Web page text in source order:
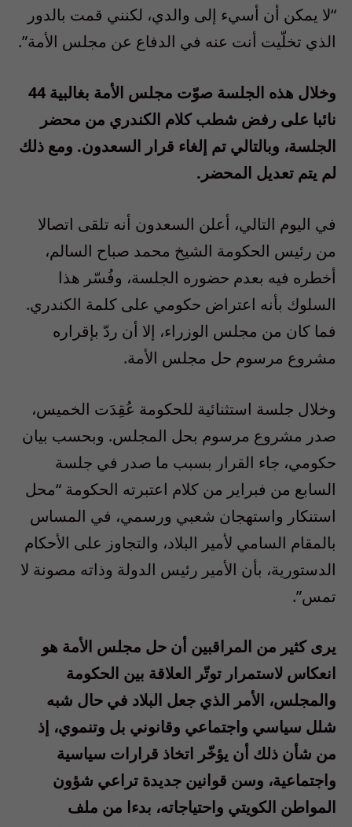
“لا يمكن أن أسيء إلى والدي، لكنني قمت بالدور
الذي تخلّيت أنت عنه في الدفاع عن مجلس الأمة”.
وخلال هذه الجلسة صوّت مجلس الأمة بغالبية 44
نائبا على رفض شطب كلام الكندري من محضر
الجلسة، وبالتالي تم إلغاء قرار السعدون. ومع ذلك
لم يتم تعديل المحضر.
في اليوم التالي، أعلن السعدون أنه تلقى اتصالا
من رئيس الحكومة الشيخ محمد صباح السالم،
أخطره فيه بعدم حضوره الجلسة، وفُسّر هذا
السلوك بأنه اعتراض حكومي على كلمة الكندري.
فما كان من مجلس الوزراء، إلا أن ردّ بإقراره
مشروع مرسوم حل مجلس الأمة.
وخلال جلسة استثنائية للحكومة عُقِدَت الخميس،
صدر مشروع مرسوم بحل المجلس. وبحسب بيان
حكومي، جاء القرار بسبب ما صدر في جلسة
السابع من فبراير من كلام اعتبرته الحكومة “محل
استنكار واستهجان شعبي ورسمي، في المساس
بالمقام السامي لأمير البلاد، والتجاوز على الأحكام
الدستورية، بأن الأمير رئيس الدولة وذاته مصونة لا
تمس”.
يرى كثير من المراقبين أن حل مجلس الأمة هو
انعكاس لاستمرار توتّر العلاقة بين الحكومة
والمجلس، الأمر الذي جعل البلاد في حال شبه
شلل سياسي واجتماعي وقانوني بل وتنموي، إذ
من شأن ذلك أن يؤخّر اتخاذ قرارات سياسية
واجتماعية، وسن قوانين جديدة تراعي شؤون
المواطن الكويتي واحتياجاته، بدءا من ملف